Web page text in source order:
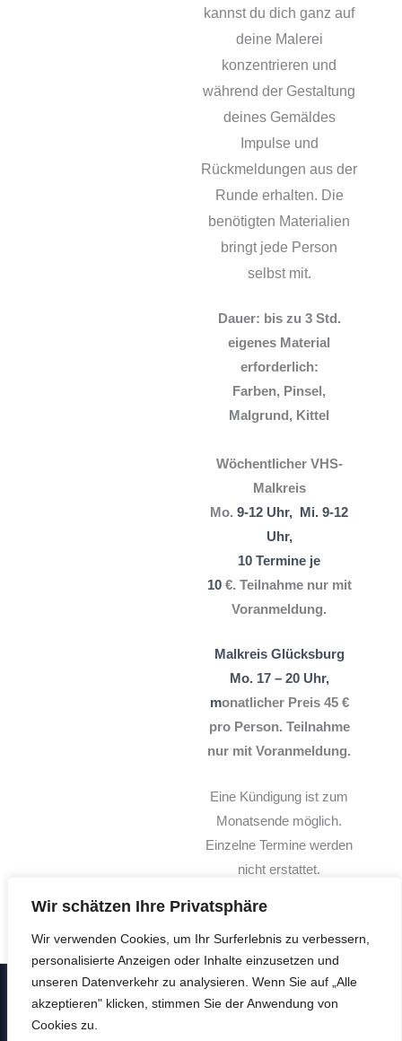
Wir schätzen Ihre Privatsphäre
Wir verwenden Cookies, um Ihr Surferlebnis zu verbessern,
personalisierte Anzeigen oder Inhalte einzusetzen und
unseren Datenverkehr zu analysieren. Wenn Sie auf „Alle
akzeptieren" klicken, stimmen Sie der Anwendung von
Cookies zu.
kannst du dich ganz auf
deine Malerei
konzentrieren und
während der Gestaltung
deines Gemäldes
Impulse und
Rückmeldungen aus der
Runde erhalten. Die
benötigten Materialien
bringt jede Person
selbst mit.
Dauer: bis zu 3 Std.
eigenes Material
erforderlich:
Farben, Pinsel,
Malgrund, Kittel
Wöchentlicher VHS-
Malkreis
Mo. 9-12 Uhr, Mi. 9-12
Uhr,
10 Termine je
10 €. Teilnahme nur mit
Voranmeldung.
Malkreis Glücksburg
Mo. 17 – 20 Uhr,
monatlicher Preis 45 €
pro Person. Teilnahme
nur mit Voranmeldung.
Eine Kündigung ist zum
Monatsende möglich.
Einzelne Termine werden
nicht erstattet.
Urheberrecht © 2026 Atelier Kreativecke
Impressum